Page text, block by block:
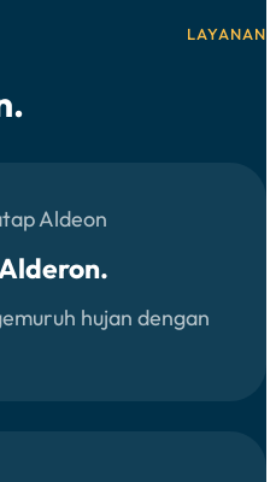
LAYANAN
hujan dengan